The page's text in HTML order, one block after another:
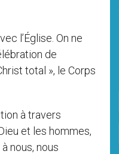
l’Église. On ne
de
total », le Corps
à travers
et les hommes,
nous, nous